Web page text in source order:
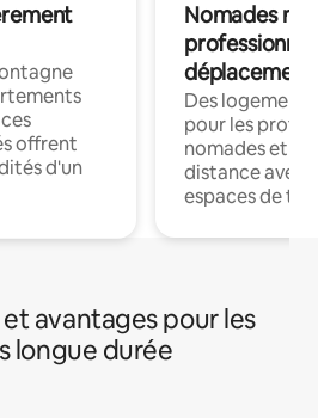
offrent
d'un
Nomades
déplacement
Des
pour les
nomades et
distance avec
espaces de
avantages pour les
longue durée